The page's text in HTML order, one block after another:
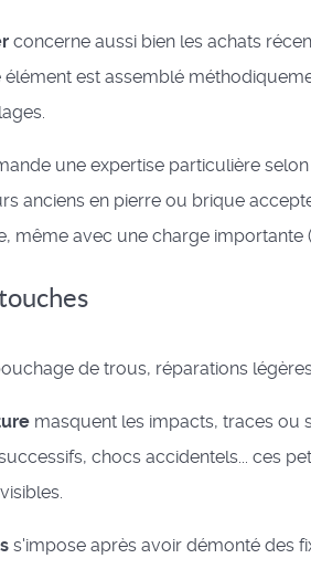
concerne aussi bien les achats
élément est assemblé
une expertise particulière
anciens en pierre ou brique
même avec une charge importante
de trous, réparations
masquent les impacts, traces ou
chocs accidentels... ces
s'impose après avoir démonté des